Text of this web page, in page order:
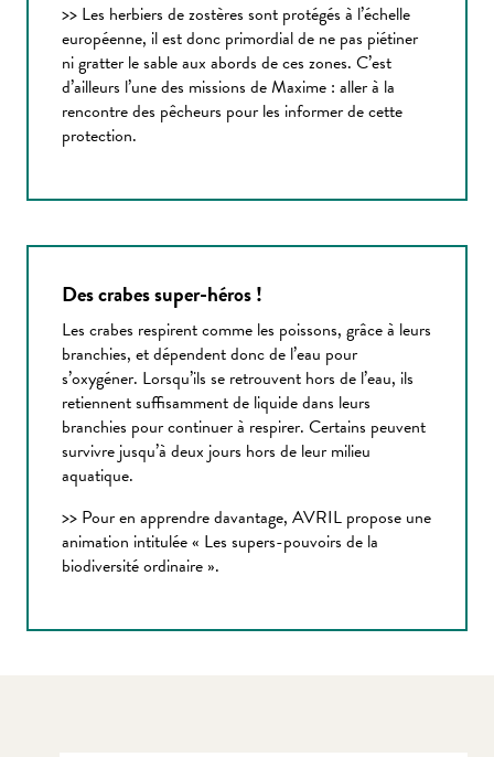
>> Les herbiers de zostères sont protégés à l’échelle
européenne, il est donc primordial de ne pas piétiner
ni gratter le sable aux abords de ces zones. C’est
d’ailleurs l’une des missions de Maxime : aller à la
rencontre des pêcheurs pour les informer de cette
protection.
Des crabes super-héros !
Les crabes respirent comme les poissons, grâce à leurs
branchies, et dépendent donc de l’eau pour
s’oxygéner. Lorsqu’ils se retrouvent hors de l’eau, ils
retiennent suffisamment de liquide dans leurs
branchies pour continuer à respirer. Certains peuvent
survivre jusqu’à deux jours hors de leur milieu
aquatique.
>> Pour en apprendre davantage, AVRIL propose une
animation intitulée « Les supers-pouvoirs de la
biodiversité ordinaire ».